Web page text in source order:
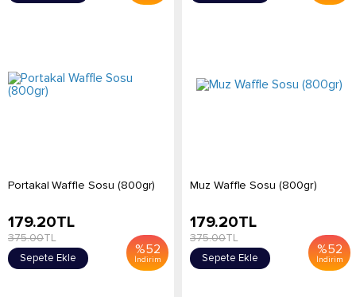
Portakal Waffle Sosu (800gr)
%52
İndirim
179.20TL
375.00TL
Sepete Ekle
Muz Waffle Sosu (800gr)
%52
İndirim
179.20TL
375.00TL
Sepete Ekle